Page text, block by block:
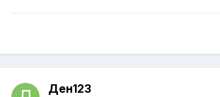
Ден123